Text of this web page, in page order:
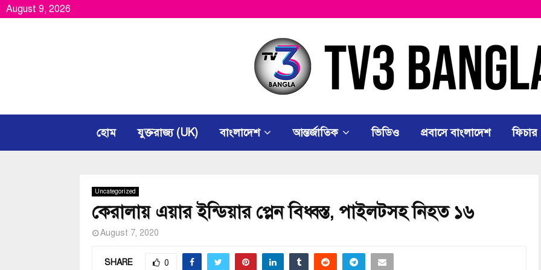
August 9, 2026
হোম যুক্তরাজ্য (UK) বাংলাদেশ আন্তর্জাতিক ভিডিও প্রবাসে বাংলাদেশ ফিচার
Uncategorized
কেরালায় এয়ার ইন্ডিয়ার প্লেন বিধ্বস্ত, পাইলটসহ নিহত ১৬
August 7, 2020
SHARE 0